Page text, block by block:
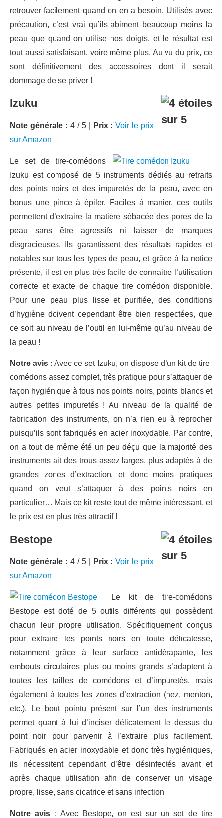
retrouver facilement quand on en a besoin. Utilisés avec
précaution, c’est vrai qu’ils abiment beaucoup moins la
peau que quand on utilise nos doigts, et le résultat est
tout aussi satisfaisant, voire même plus. Au vu du prix, ce
sont définitivement des accessoires dont il serait
dommage de se priver !
Izuku
Note générale : 4 / 5 | Prix : Voir le prix
sur Amazon
Le set de tire-comédons
Izuku est composé de 5 instruments dédiés au retraits
des points noirs et des impuretés de la peau, avec en
bonus une pince à épiler. Faciles à manier, ces outils
permettent d’extraire la matière sébacée des pores de la
peau sans être agressifs ni laisser de marques
disgracieuses. Ils garantissent des résultats rapides et
notables sur tous les types de peau, et grâce à la notice
présente, il est en plus très facile de connaitre l’utilisation
correcte et exacte de chaque tire comédon disponible.
Pour une peau plus lisse et purifiée, des conditions
d’hygiène doivent cependant être bien respectées, que
ce soit au niveau de l’outil en lui-même qu’au niveau de
la peau !
Notre avis : Avec ce set Izuku, on dispose d’un kit de tire-
comédons assez complet, très pratique pour s’attaquer de
façon hygiénique à tous nos points noirs, points blancs et
autres petites impuretés ! Au niveau de la qualité de
fabrication des instruments, on n’a rien eu à reprocher
puisqu’ils sont fabriqués en acier inoxydable. Par contre,
on a tout de même été un peu déçu que la majorité des
instruments ait des trous assez larges, plus adaptés à de
grandes zones d’extraction, et donc moins pratiques
quand on veut s’attaquer à des points noirs en
particulier… Mais ce kit reste tout de même intéressant, et
le prix est en plus très attractif !
Bestope
Note générale : 4 / 5 | Prix : Voir le prix
sur Amazon
Le kit de tire-comédons
Bestope est doté de 5 outils différents qui possèdent
chacun leur propre utilisation. Spécifiquement conçus
pour extraire les points noirs en toute délicatesse,
notamment grâce à leur surface antidérapante, les
embouts circulaires plus ou moins grands s’adaptent à
toutes les tailles de comédons et d’impuretés, mais
également à toutes les zones d’extraction (nez, menton,
etc.). Le bout pointu présent sur l’un des instruments
permet quant à lui d’inciser délicatement le dessus du
point noir pour parvenir à l’extraire plus facilement.
Fabriqués en acier inoxydable et donc très hygiéniques,
ils nécessitent cependant d’être désinfectés avant et
après chaque utilisation afin de conserver un visage
propre, lisse, sans cicatrice et sans infection !
Notre avis : Avec Bestope, on est sur un set de tire